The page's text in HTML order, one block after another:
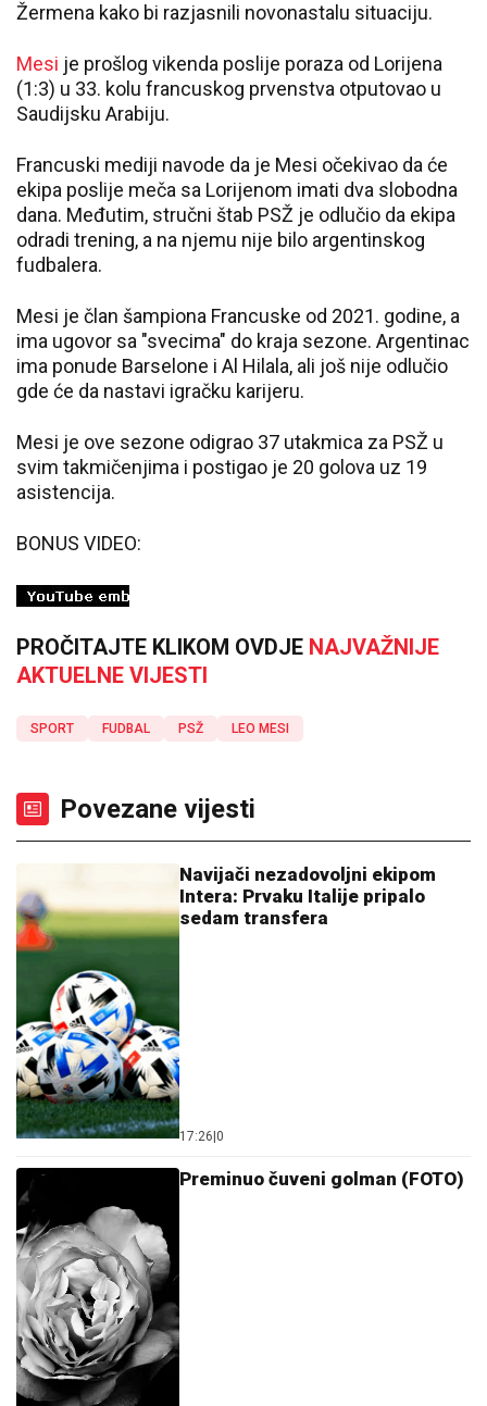
Žermena kako bi razjasnili novonastalu situaciju.
Mesi je prošlog vikenda poslije poraza od Lorijena
(1:3) u 33. kolu francuskog prvenstva otputovao u
Saudijsku Arabiju.
Francuski mediji navode da je Mesi očekivao da će
ekipa poslije meča sa Lorijenom imati dva slobodna
dana. Međutim, stručni štab PSŽ je odlučio da ekipa
odradi trening, a na njemu nije bilo argentinskog
fudbalera.
Mesi je član šampiona Francuske od 2021. godine, a
ima ugovor sa "svecima" do kraja sezone. Argentinac
ima ponude Barselone i Al Hilala, ali još nije odlučio
gde će da nastavi igračku karijeru.
Mesi je ove sezone odigrao 37 utakmica za PSŽ u
svim takmičenjima i postigao je 20 golova uz 19
asistencija.
BONUS VIDEO:
PROČITAJTE KLIKOM OVDJE NAJVAŽNIJE
AKTUELNE VIJESTI
SPORT FUDBAL PSŽ LEO MESI
Povezane vijesti
Navijači nezadovoljni ekipom
Intera: Prvaku Italije pripalo
sedam transfera
17:26 0
Preminuo čuveni golman (FOTO)